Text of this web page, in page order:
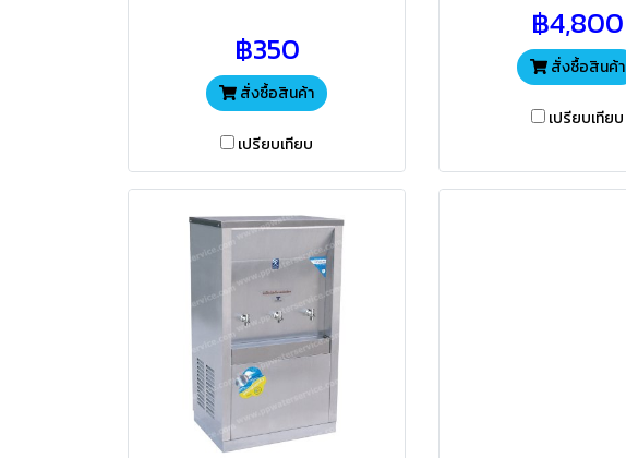
฿350
สั่งซื้อสินค้า
เปรียบเทียบ
฿4,800
สั่งซื้อสินค้า
เปรียบเทียบ